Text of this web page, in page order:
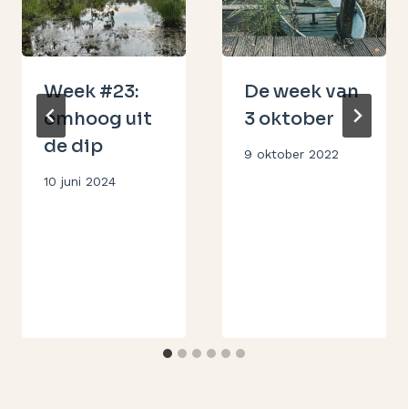
Week #23:
omhoog uit
de dip
Door
10 juni 2024
De week van
3 oktober
Door
9 oktober 2022